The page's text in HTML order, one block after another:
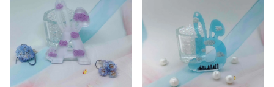
アルファベットモールド #ア
ンバサダー アンバサダー作品
#クロコちゃんレシピ